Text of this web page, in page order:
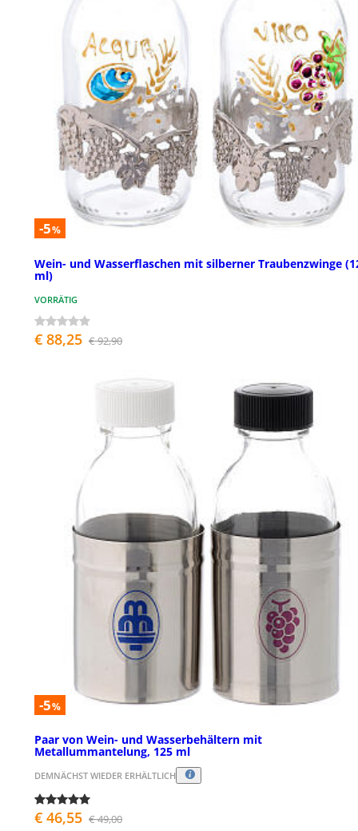
-5%
Wein- und Wasserflaschen mit silberner Traubenzwinge
ml)
VORRÄTIG
€ 88,25 € 92,90
-5%
Paar von Wein- und Wasserbehältern mit
Metallummantelung, 125 ml
DEMNÄCHST WIEDER ERHÄLTLICH
€ 46,55 € 49,00